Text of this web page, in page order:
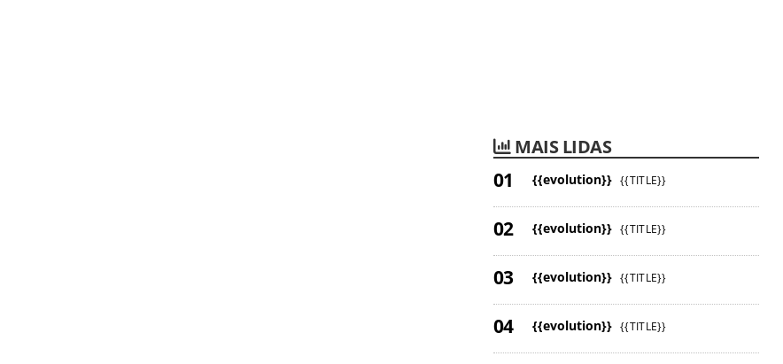
MAIS LIDAS
{{evolution}} {{TITLE}}
{{evolution}} {{TITLE}}
{{evolution}} {{TITLE}}
{{evolution}} {{TITLE}}